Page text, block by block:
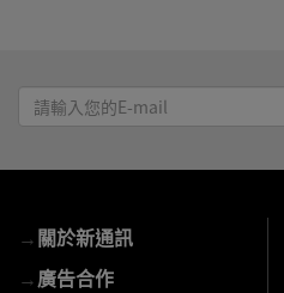
請
輸
E-
mail
→關於新通訊
→廣告合作